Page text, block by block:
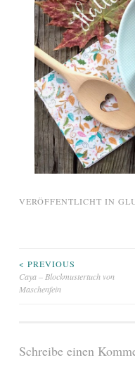
VERÖFFENTLICHT IN
< PREVIOUS
Caya – Blockmustertuch von
Maschenfein
Schreibe einen